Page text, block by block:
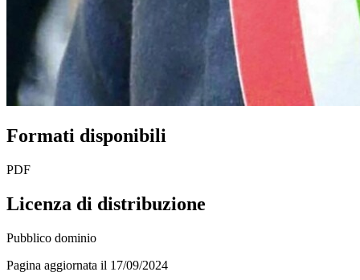
Formati disponibili
PDF
Licenza di distribuzione
Pubblico dominio
Pagina aggiornata il 17/09/2024